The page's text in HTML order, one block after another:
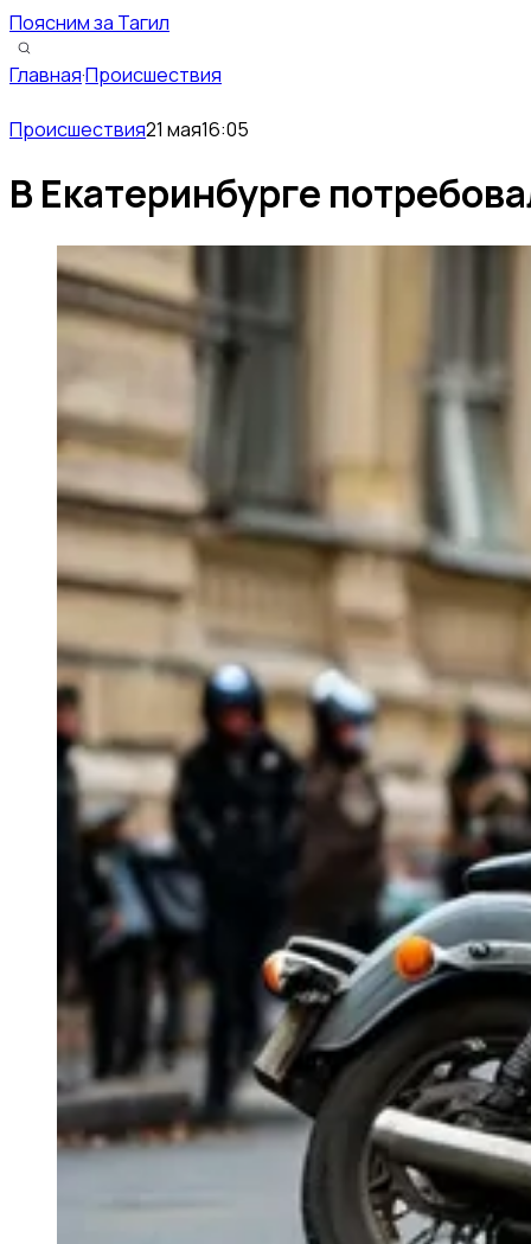
Поясним за Тагил
Главная·Происшествия
Происшествия21 мая16:05
В Екатеринбурге